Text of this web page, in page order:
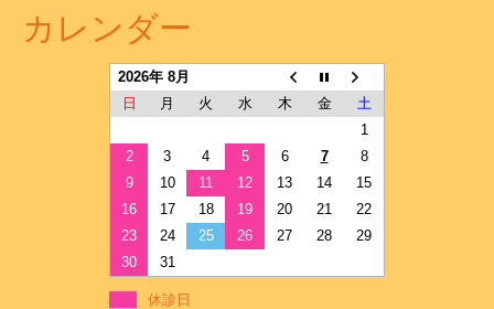
カレンダー
2026年 8月
日
月 火 水 木 金
土
1
2
3 4 5 6 7
8
9
10 11 12 13 14
15
16
17 18 19 20 21
22
23
24 25 26 27 28
29
30
31
休診日